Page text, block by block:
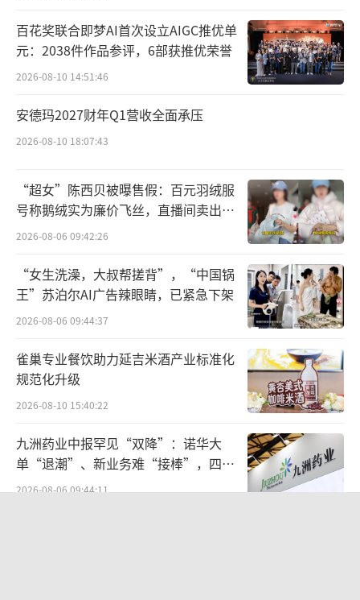
值得关注的是，公司在部分业务指标上出
现边际改善。综合毛利率24.2%，较上年同期
微升0.1个百分点，生鲜品类毛利率有所改善，
自有品牌渗透率提升对毛利形成正向拉动。自
仍仅3.2%，与行业30%的基准水平差距明显。
高鑫零售的困境并非孤例。据了解，2024
年全国大型实体超市净关店687家，同比增加2
3.6%，传统商超市场份额从19%收缩至13%。
即时零售平台从配送时效切入日用消费市场，
仓储会员店以精选商品和价格优势分流中产家
庭客群，折扣零售在低线城市加速渗透。多方
分流下，传统大卖场以“大而全”为卖点的商
业模式正在被拆解。
转型所需的资源投入是刚性的，而收入端
却持续收缩。财报显示，公司计划在2026财年
调改30家门店，并在2027财年前累计完成200
百花奖联合即梦AI首次设立AIGC推优单
元：2038件作品参评，6部获推优荣誉
2026-08-10 14:51:46
安德玛2027财年Q1营收全面承压
2026-08-10 18:07:43
“超女”陈西贝被曝售假：百元羽绒服
号称鹅绒实为廉价飞丝，直播间卖出超
百万元
2026-08-06 09:42:26
“女生洗澡，大叔帮搓背”，“中国锅
王”苏泊尔AI广告辣眼睛，已紧急下架
2026-08-06 09:44:37
雀巢专业餐饮助力延吉米酒产业标准化
规范化升级
2026-08-10 15:40:22
九洲药业中报罕见“双降”：诺华大
单“退潮”、新业务难“接棒”，四大
难关待闯
2026-08-06 09:44:11